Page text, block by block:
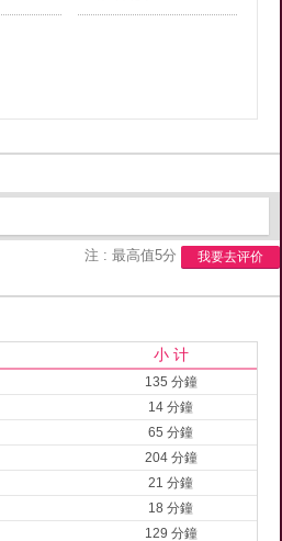
注 : 最高值5分 我要去评价
小 计
135 分鐘
14 分鐘
65 分鐘
204 分鐘
21 分鐘
18 分鐘
129 分鐘